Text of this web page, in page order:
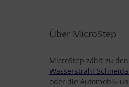
Über MicroStep
MicroStep zählt zu
Wasserstrahl-
oder die Automobil-